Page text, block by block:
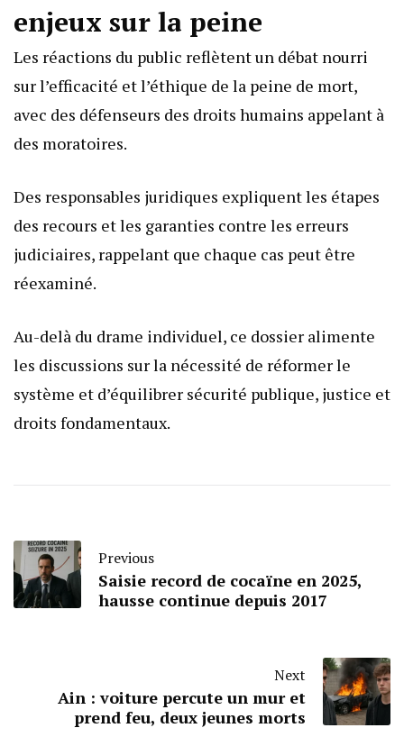
enjeux sur la peine
Les réactions du public reflètent un débat nourri
sur l’efficacité et l’éthique de la peine de mort,
avec des défenseurs des droits humains appelant à
des moratoires.
Des responsables juridiques expliquent les étapes
des recours et les garanties contre les erreurs
judiciaires, rappelant que chaque cas peut être
réexaminé.
Au-delà du drame individuel, ce dossier alimente
les discussions sur la nécessité de réformer le
système et d’équilibrer sécurité publique, justice et
droits fondamentaux.
Previous
Saisie record de cocaïne en 2025,
hausse continue depuis 2017
Next
Ain : voiture percute un mur et
prend feu, deux jeunes morts